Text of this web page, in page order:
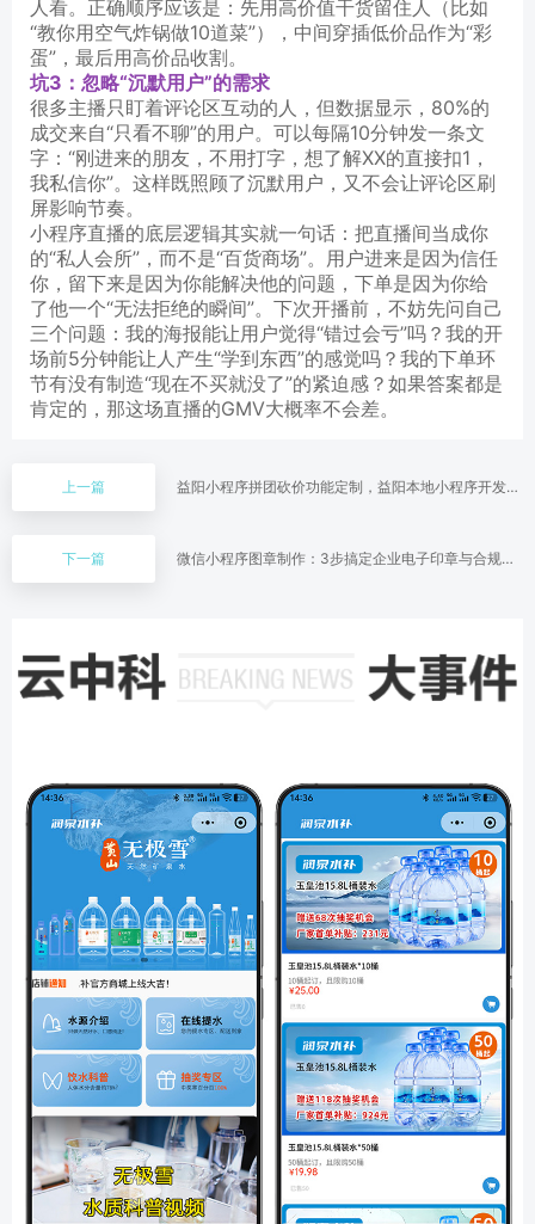
人看。正确顺序应该是：先用高价值干货留住人（比如
“教你用空气炸锅做10道菜”），中间穿插低价品作为“彩
蛋”，最后用高价品收割。
坑3：忽略“沉默用户”的需求
很多主播只盯着评论区互动的人，但数据显示，80%的
成交来自“只看不聊”的用户。可以每隔10分钟发一条文
字：“刚进来的朋友，不用打字，想了解XX的直接扣1，
我私信你”。这样既照顾了沉默用户，又不会让评论区刷
屏影响节奏。
小程序直播的底层逻辑其实就一句话：把直播间当成你
的“私人会所”，而不是“百货商场”。用户进来是因为信任
你，留下来是因为你能解决他的问题，下单是因为你给
了他一个“无法拒绝的瞬间”。下次开播前，不妨先问自己
三个问题：我的海报能让用户觉得“错过会亏”吗？我的开
场前5分钟能让人产生“学到东西”的感觉吗？我的下单环
节有没有制造“现在不买就没了”的紧迫感？如果答案都是
肯定的，那这场直播的GMV大概率不会差。
上一篇
益阳小程序拼团砍价功能定制，益阳本地小程序开发公
下一篇
微信小程序图章制作：3步搞定企业电子印章与合规签